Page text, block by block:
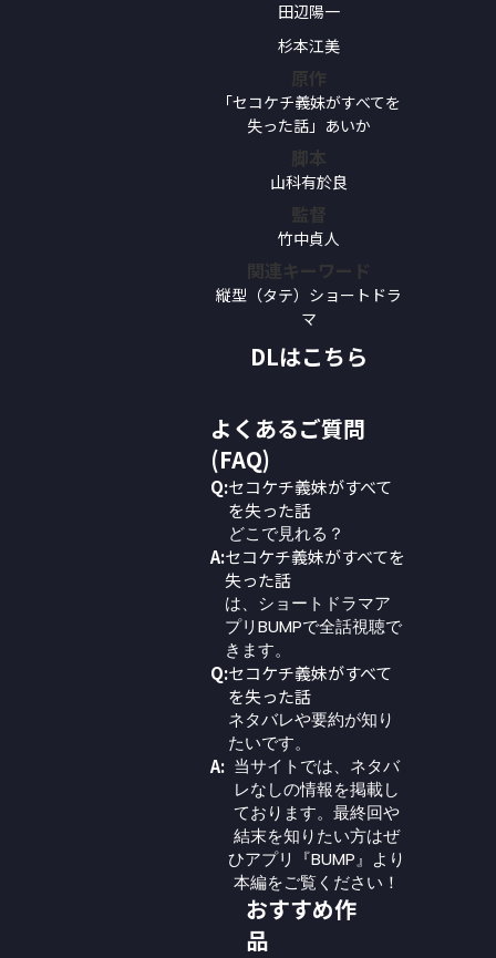
田辺陽一
杉本江美
原作
「セコケチ義妹がすべてを
失った話」あいか
脚本
山科有於良
監督
竹中貞人
関連キーワード
縦型（タテ）ショートドラ
マ
DLはこちら
よくあるご質問
(FAQ)
Q:セコケチ義妹がすべて
を失った話
どこで見れる？
A:セコケチ義妹がすべてを
失った話
は、ショートドラマア
プリBUMPで全話視聴で
きます。
Q:セコケチ義妹がすべて
を失った話
ネタバレや要約が知り
たいです。
A: 当サイトでは、ネタバ
レなしの情報を掲載し
ております。最終回や
結末を知りたい方はぜ
ひアプリ『BUMP』より
本編をご覧ください！
おすすめ作
品